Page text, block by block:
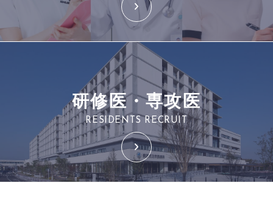
研修医・専攻医
RESIDENTS RECRUIT